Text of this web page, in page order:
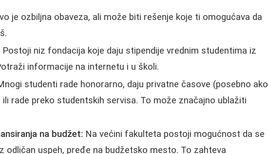
je ozbiljna obaveza, ali može biti rešenje koje ti omogućava da
Postoji niz fondacija koje daju stipendije vrednim studentima iz
informacije na internetu i u školi.
studenti rade honorarno, daju privatne časove (posebno ako
rade preko studentskih servisa. To može značajno ublažiti
na budžet: Na većini fakulteta postoji mogućnost da se
odličan uspeh, pređe na budžetsko mesto. To zahteva